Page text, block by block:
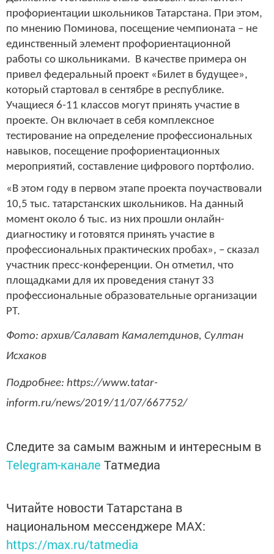
профориентации школьников Татарстана. При этом,
по мнению Поминова, посещение чемпионата – не
единственный элемент профориентационной
работы со школьниками. В качестве примера он
привел федеральный проект «Билет в будущее»,
который стартовал в сентябре в республике.
Учащиеся 6-11 классов могут принять участие в
проекте. Он включает в себя комплексное
тестирование на определение профессиональных
навыков, посещение профориентационных
мероприятий, составление цифрового портфолио.
«В этом году в первом этапе проекта поучаствовали
10,5 тыс. татарстанских школьников. На данный
момент около 6 тыс. из них прошли онлайн-
диагностику и готовятся принять участие в
профессиональных практических пробах», – сказал
участник пресс-конференции. Он отметил, что
площадками для их проведения станут 33
профессиональные образовательные организации
РТ.
Фото: архив/Салават Камалетдинов, Султан
Исхаков
Подробнее: https://www.tatar-
inform.ru/news/2019/11/07/667752/
Следите за самым важным и интересным в
Telegram-канале Татмедиа
Читайте новости Татарстана в
национальном мессенджере MАХ:
https://max.ru/tatmedia